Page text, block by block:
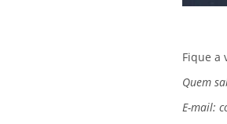
Fique a
Quem
E-mail: